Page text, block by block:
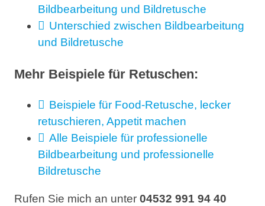
Bildbearbeitung und Bildretusche
Unterschied zwischen Bildbearbeitung
und Bildretusche
Mehr Beispiele für Retuschen:
Beispiele für Food-Retusche, lecker
retuschieren, Appetit machen
Alle Beispiele für professionelle
Bildbearbeitung und professionelle
Bildretusche
Rufen Sie mich an unter 04532 991 94 40